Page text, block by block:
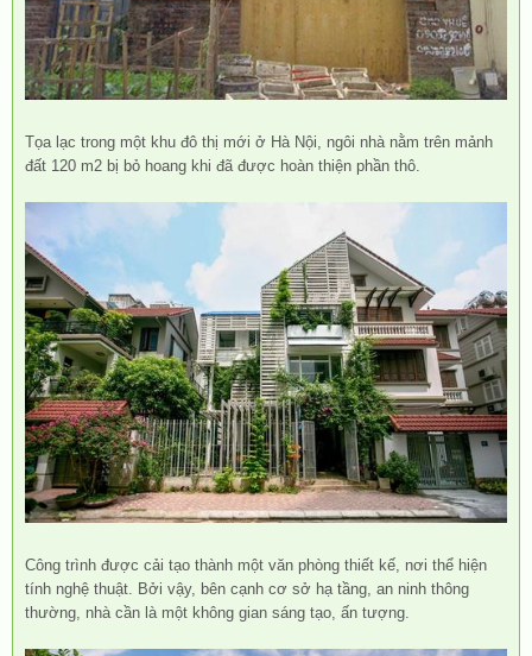
Tọa lạc trong một khu đô thị mới ở Hà Nội, ngôi nhà nằm trên mảnh
đất 120 m2 bị bỏ hoang khi đã được hoàn thiện phần thô.
Công trình được cải tạo thành một văn phòng thiết kế, nơi thể hiện
tính nghệ thuật. Bởi vậy, bên cạnh cơ sở hạ tầng, an ninh thông
thường, nhà cần là một không gian sáng tạo, ấn tượng.